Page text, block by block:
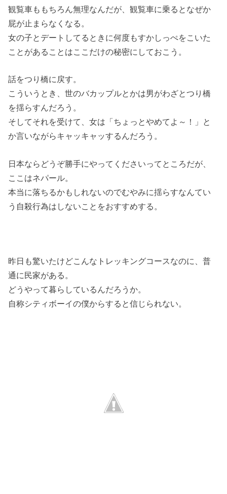
観覧車ももちろん無理なんだが、観覧車に乗るとなぜか
屁が止まらなくなる。
女の子とデートしてるときに何度もすかしっぺをこいた
ことがあることはここだけの秘密にしておこう。
話をつり橋に戻す。
こういうとき、世のバカップルとかは男がわざとつり橋
を揺らすんだろう。
そしてそれを受けて、女は「ちょっとやめてよ～！」と
か言いながらキャッキャッするんだろう。
日本ならどうぞ勝手にやってくださいってところだが、
ここはネパール。
本当に落ちるかもしれないのでむやみに揺らすなんてい
う自殺行為はしないことをおすすめする。
昨日も驚いたけどこんなトレッキングコースなのに、普
通に民家がある。
どうやって暮らしているんだろうか。
自称シティボーイの僕からすると信じられない。